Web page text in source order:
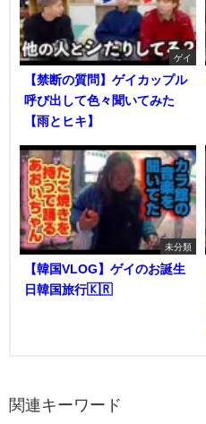
ゲイ
【禁断の質問】ゲイカップル
呼び出して色々聞いてみた
【雨とヒキ】
未分類
【韓国VLOG】ゲイのお誕生
日韓国旅行🇰🇷
関連キーワード